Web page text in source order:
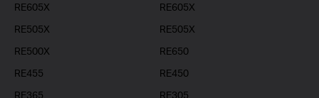
RE605X
RE605X
RE505X
RE505X
RE500X
RE650
RE455
RE450
RE365
RE305